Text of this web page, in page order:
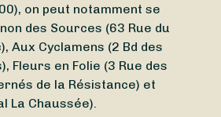
on peut notamment se
des Sources (63 Rue du
Aux Cyclamens (2 Bd des
Fleurs en Folie (3 Rue des
de la Résistance) et
La Chaussée).